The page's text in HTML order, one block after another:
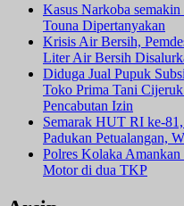
Kasus Narkoba
Touna Dipertanyakan
Krisis Air Bersih,
Liter Air Bersih
Diduga Jual Pupuk
Toko Prima Tani
Pencabutan Izin
Semarak HUT RI ke-
Padukan Petualangan,
Polres Kolaka Amankan
Motor di dua TKP